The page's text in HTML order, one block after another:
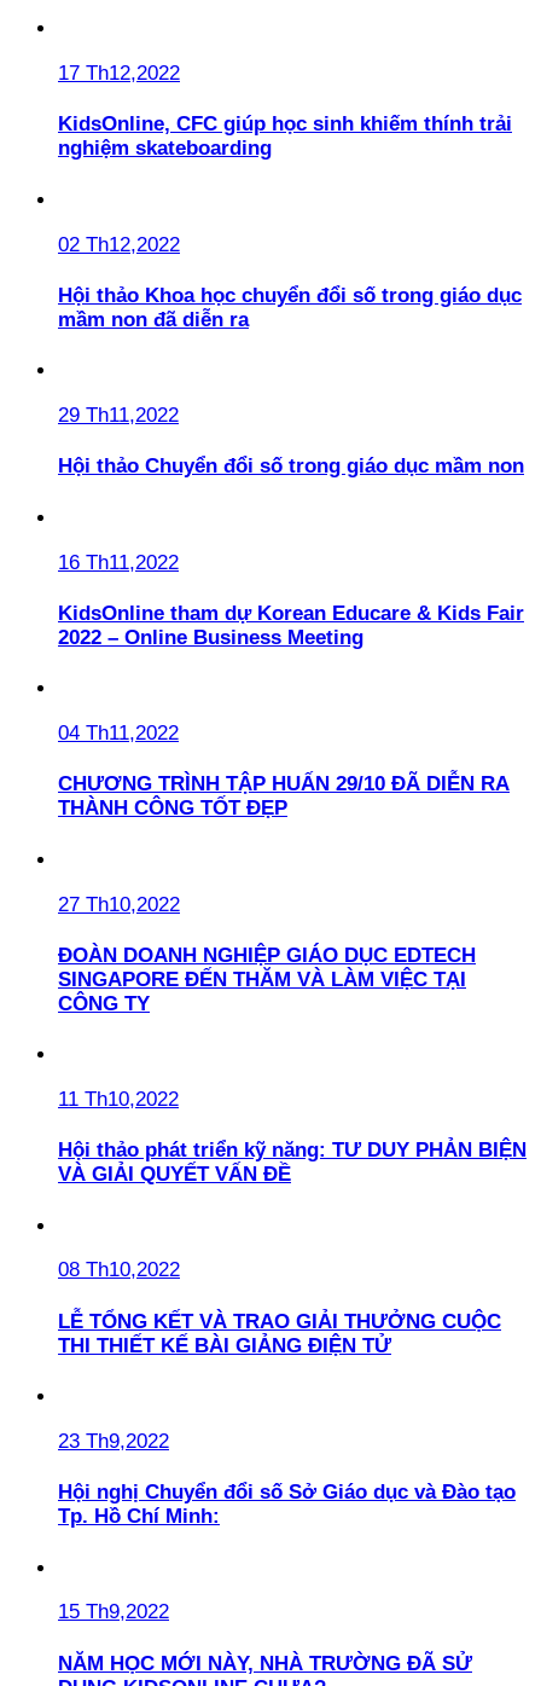
17 Th12,2022
KidsOnline, CFC giúp học sinh khiếm thính trải
nghiệm skateboarding
02 Th12,2022
Hội thảo Khoa học chuyển đổi số trong giáo dục
mầm non đã diễn ra
29 Th11,2022
Hội thảo Chuyển đổi số trong giáo dục mầm non
16 Th11,2022
KidsOnline tham dự Korean Educare & Kids Fair
2022 – Online Business Meeting
04 Th11,2022
CHƯƠNG TRÌNH TẬP HUẤN 29/10 ĐÃ DIỄN RA
THÀNH CÔNG TỐT ĐẸP
27 Th10,2022
ĐOÀN DOANH NGHIỆP GIÁO DỤC EDTECH
SINGAPORE ĐẾN THĂM VÀ LÀM VIỆC TẠI
CÔNG TY
11 Th10,2022
Hội thảo phát triển kỹ năng: TƯ DUY PHẢN BIỆN
VÀ GIẢI QUYẾT VẤN ĐỀ
08 Th10,2022
LỄ TỔNG KẾT VÀ TRAO GIẢI THƯỞNG CUỘC
THI THIẾT KẾ BÀI GIẢNG ĐIỆN TỬ
23 Th9,2022
Hội nghị Chuyển đổi số Sở Giáo dục và Đào tạo
Tp. Hồ Chí Minh:
15 Th9,2022
NĂM HỌC MỚI NÀY, NHÀ TRƯỜNG ĐÃ SỬ